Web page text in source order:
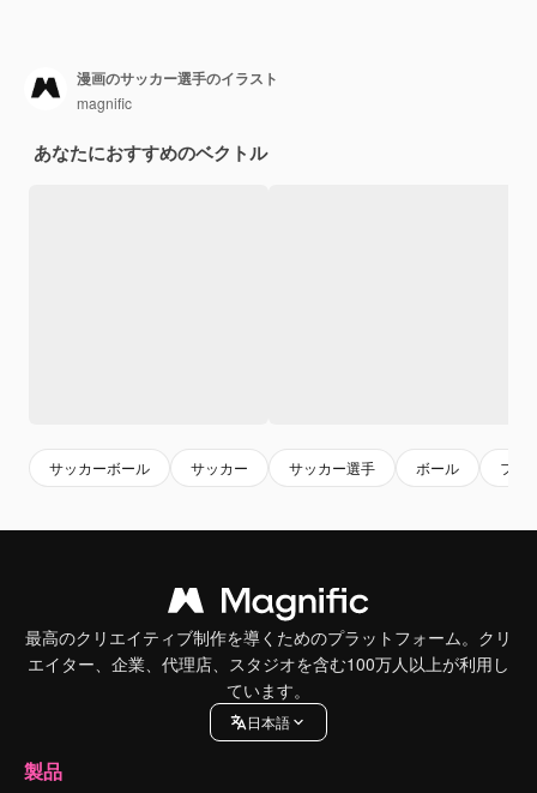
漫画のサッカー選手のイラスト
magnific
あなたにおすすめのベクトル
サッカーボール サッカー サッカー選手 ボール フッ
最高のクリエイティブ制作を導くためのプラットフォーム。クリ
エイター、企業、代理店、スタジオを含む100万人以上が利用し
ています。
日本語
製品